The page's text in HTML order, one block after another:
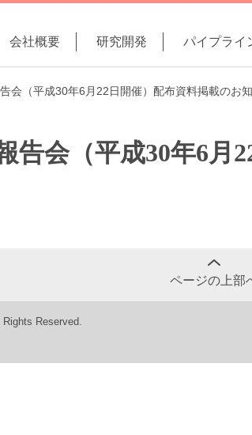
会社概要 研究開発 パイプライ
会（平成30年6月22日開催）配布資料掲載のお
告会（平成30年6月
ページの上部
Reserved.